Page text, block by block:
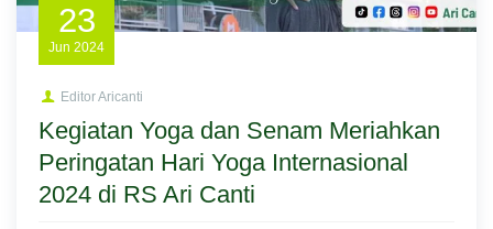
23
Jun 2024
Editor Aricanti
Kegiatan Yoga dan Senam Meriahkan
Peringatan Hari Yoga Internasional
2024 di RS Ari Canti